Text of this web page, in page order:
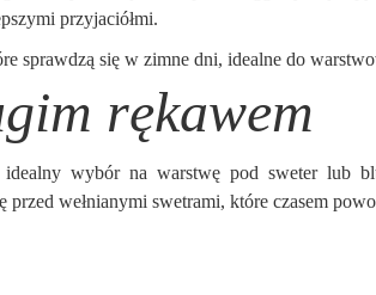
przyjaciółmi.
sprawdzą się w zimne dni, idealne do
rękawem
idealny wybór na warstwę pod sweter lub
wełnianymi swetrami, które czasem